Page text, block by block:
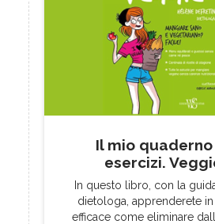
Il mio
esercizi.
In questo libro, con la
dietologa, apprenderete
efficace come eliminare